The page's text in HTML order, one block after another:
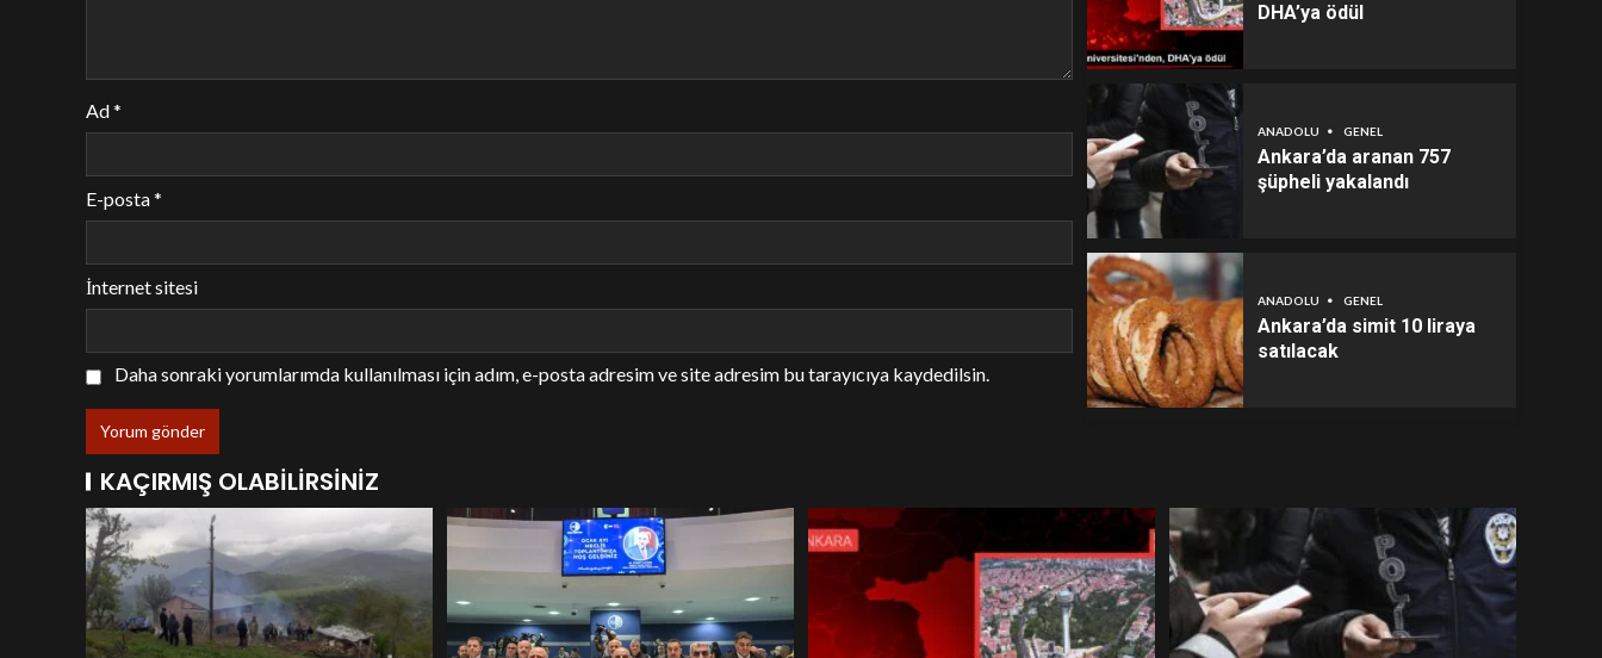
Ad*
E-posta*
İnternet sitesi
Daha sonraki yorumlarımda kullanılması için adım, e-posta adresim ve site adresim bu tarayıcıya kaydedilsin.
DHA’ya ödül
ANADOLU GENEL
Ankara’da aranan 757
şüpheli yakalandı
ANADOLU GENEL
Ankara’da simit 10 liraya
satılacak
KAÇIRMIŞ OLABILIRSINIZ